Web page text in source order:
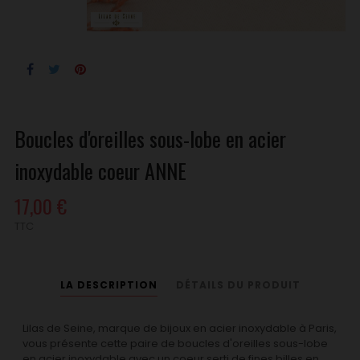
Boucles d'oreilles sous-lobe en acier
inoxydable coeur ANNE
17,00 €
LA DESCRIPTION
Lilas de Seine, marque de bijoux en acier inoxydable à Paris,
vous présente cette paire de boucles d'oreilles sous-lobe